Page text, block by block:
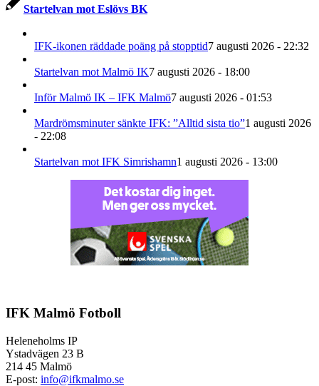
Startelvan mot Eslövs BK
IFK-ikonen räddade poäng på stopptid7 augusti 2026 - 22:32
Startelvan mot Malmö IK7 augusti 2026 - 18:00
Inför Malmö IK – IFK Malmö7 augusti 2026 - 01:53
Mardrömsminuter sänkte IFK: ”Alltid sista tio”1 augusti 2026
- 22:08
Startelvan mot IFK Simrishamn1 augusti 2026 - 13:00
IFK Malmö Fotboll
Heleneholms IP
Ystadvägen 23 B
214 45 Malmö
E-post: info@ifkmalmo.se